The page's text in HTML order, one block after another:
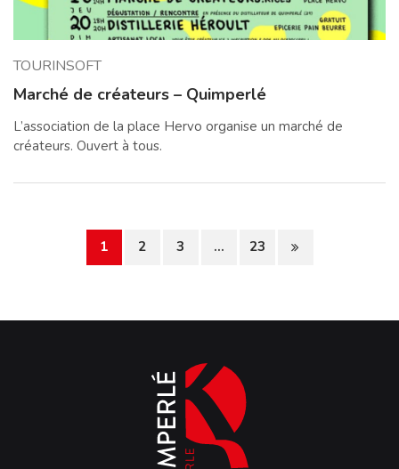
TOURINSOFT
Marché de créateurs – Quimperlé
L’association de la place Hervo organise un marché de
créateurs. Ouvert à tous.
1 2 3 ... 23